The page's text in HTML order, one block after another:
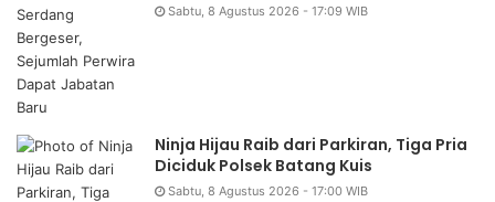
Sabtu, 8 Agustus 2026 - 17:09 WIB
Ninja Hijau Raib dari Parkiran, Tiga Pria
Diciduk Polsek Batang Kuis
Sabtu, 8 Agustus 2026 - 17:00 WIB